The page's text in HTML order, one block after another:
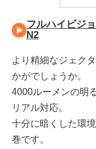
フルハイビジ
N2
より精細なジェク
かがでしょうか。
4000ルーメンの明
リアル対応。
十分に暗くした環
巻です。